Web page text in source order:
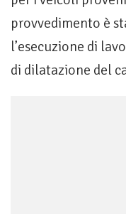
provvedimento è
l’esecuzione di
di dilatazione del